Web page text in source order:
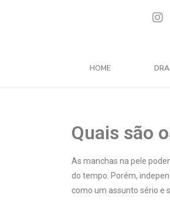
HOME
Quais são
As manchas na pele
do tempo. Porém,
como um assunto sério e